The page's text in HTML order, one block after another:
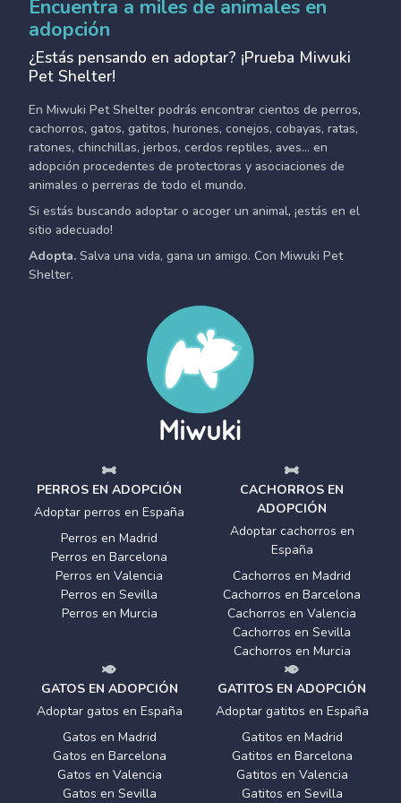
Encuentra a miles de animales en
adopción
¿Estás pensando en adoptar? ¡Prueba Miwuki
Pet Shelter!
En Miwuki Pet Shelter podrás encontrar cientos de perros,
cachorros, gatos, gatitos, hurones, conejos, cobayas, ratas,
ratones, chinchillas, jerbos, cerdos reptiles, aves... en
adopción procedentes de protectoras y asociaciones de
animales o perreras de todo el mundo.
Si estás buscando adoptar o acoger un animal, ¡estás en el
sitio adecuado!
Adopta. Salva una vida, gana un amigo. Con Miwuki Pet
Shelter.
PERROS EN ADOPCIÓN
Adoptar perros en España
Perros en Madrid
Perros en Barcelona
Perros en Valencia
Perros en Sevilla
Perros en Murcia
CACHORROS EN
ADOPCIÓN
Adoptar cachorros en
España
Cachorros en Madrid
Cachorros en Barcelona
Cachorros en Valencia
Cachorros en Sevilla
Cachorros en Murcia
GATOS EN ADOPCIÓN
Adoptar gatos en España
Gatos en Madrid
Gatos en Barcelona
Gatos en Valencia
Gatos en Sevilla
GATITOS EN ADOPCIÓN
Adoptar gatitos en España
Gatitos en Madrid
Gatitos en Barcelona
Gatitos en Valencia
Gatitos en Sevilla